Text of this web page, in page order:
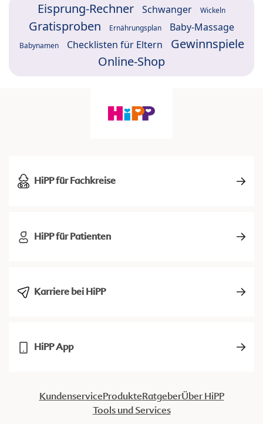
Eisprung-Rechner Schwanger Wickeln
Gratisproben Ernährungsplan Baby-Massage
Babynamen Checklisten für Eltern
Gewinnspiele
Online-Shop
HiPP für Fachkreise
HiPP für Patienten
Karriere bei HiPP
HiPP App
KundenserviceProdukteRatgeberÜber HiPP
Tools und Services